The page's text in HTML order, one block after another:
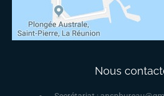
Nous